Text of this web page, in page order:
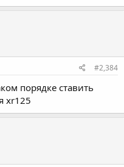
#2,384
порядке ставить
xr125